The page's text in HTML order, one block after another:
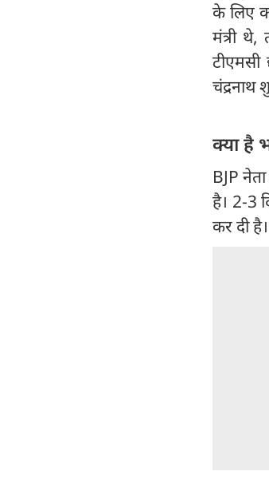
के लिए
मंत्री
टीएमसी
चंद्रनाथ
क्या है
BJP
है। 2-3
कर दी